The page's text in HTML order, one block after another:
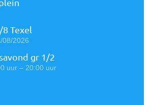
Texel
08/2026
gr 1/2
uur – 20:00 uur